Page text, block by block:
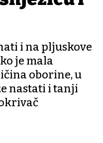
i na pljuskove
je mala
oborine, u
nastati i tanji